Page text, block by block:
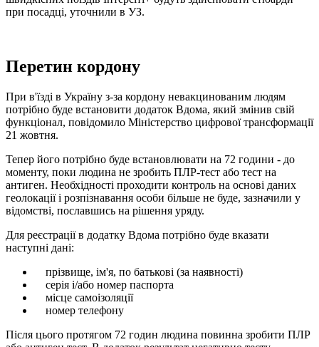
при посадці, уточнили в УЗ.
Перетин кордону
При в'їзді в Україну з-за кордону невакцинованим людям
потрібно буде встановити додаток Вдома, який змінив свій
функціонал, повідомило Міністерство цифрової трансформації
21 жовтня.
Тепер його потрібно буде встановлювати на 72 години - до
моменту, поки людина не зробить ПЛР-тест або тест на
антиген. Необхідності проходити контроль на основі даних
геолокації і розпізнавання особи більше не буде, зазначили у
відомстві, пославшись на рішення уряду.
Для реєстрації в додатку Вдома потрібно буде вказати
наступні дані:
прізвище, ім'я, по батькові (за наявності)
серія і/або номер паспорта
місце самоізоляції
номер телефону
Після цього протягом 72 годин людина повинна зробити ПЛР